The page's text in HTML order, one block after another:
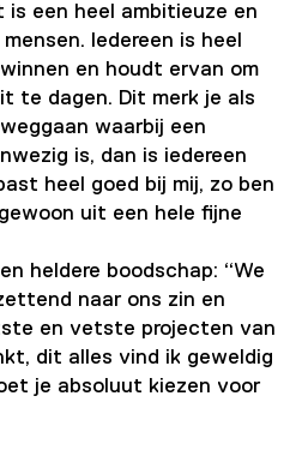
is een heel ambitieuze en
Iedereen is heel
en houdt ervan om
te dagen. Dit merk je als
waarbij een
is, dan is iedereen
heel goed bij mij, zo ben
uit een hele fijne
heldere boodschap: “We
naar ons zin en
en vetste projecten van
dit alles vind ik geweldig
je absoluut kiezen voor